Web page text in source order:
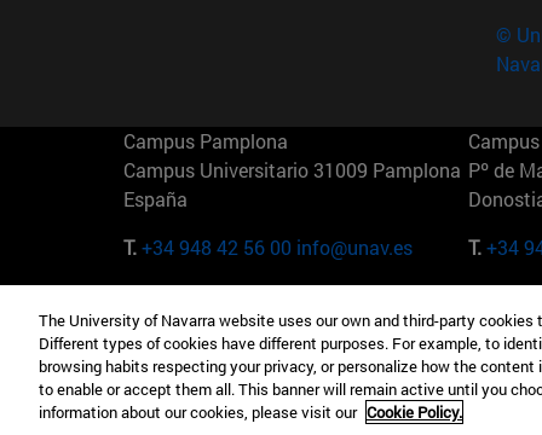
©
Campus Pamplona
Campus Universitario 31009 Pamplona
España
T.+34 948 42 56 00 info@unav.es
Pº de
T.+34
Camino del Cerro Águila 3 28023
Madrid España
T.+34 912 11 30 00
165 W
EE.UU
T.+1
The University of Navarra website uses our own and third-party
Different types of cookies have different purposes. For example, to
browsing habits respecting your privacy, or personalize how the
to enable or accept them all. This banner will remain active until you
information about our cookies, please visit our Cookie Policy.